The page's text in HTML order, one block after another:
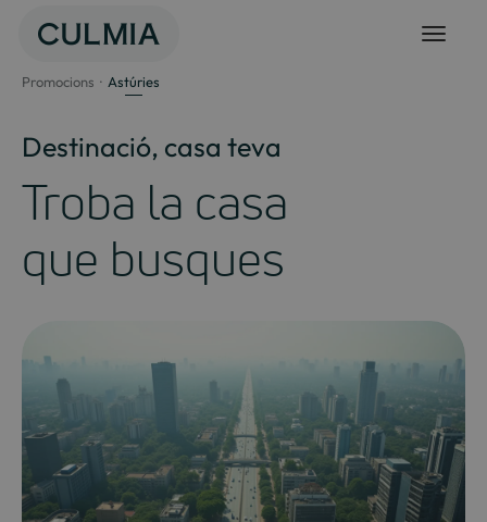
Promocions Astúries
Destinació, casa teva
Troba la casa
que busques